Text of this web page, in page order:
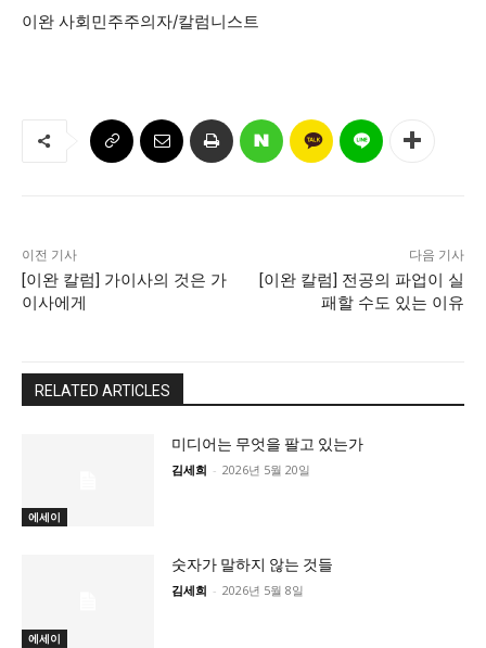
이완 사회민주주의자/칼럼니스트
이전 기사
[이완 칼럼] 가이사의 것은 가
이사에게
다음 기사
[이완 칼럼] 전공의 파업이 실
패할 수도 있는 이유
RELATED ARTICLES
에세이
미디어는 무엇을 팔고 있는가
김세희 - 2026년 5월 20일
에세이
숫자가 말하지 않는 것들
김세희 - 2026년 5월 8일